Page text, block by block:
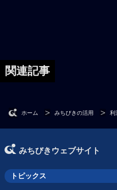
関連記事
ホーム みちびきの活用 利
みちびきウェブサイト
トピックス